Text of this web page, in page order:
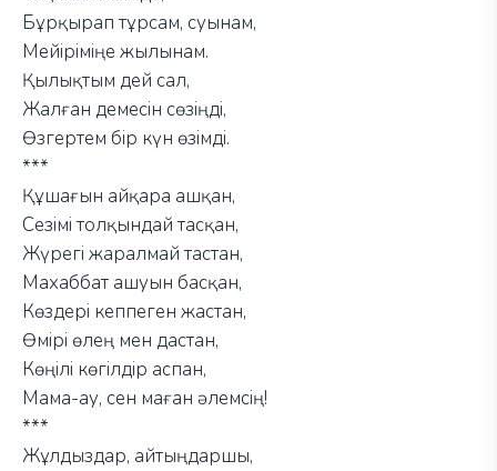
Бұрқырап тұрсам, суынам,
Мейіріміңе жылынам.
Қылықтым дей сал,
Жалған демесін сөзіңді,
Өзгертем бір күн өзімді.
***
Құшағын айқара ашқан,
Сезімі толқындай тасқан,
Жүрегі жаралмай тастан,
Махаббат ашуын басқан,
Көздері кеппеген жастан,
Өмірі өлең мен дастан,
Көңілі көгілдір аспан,
Мама-ау, сен маған әлемсің!
***
Жұлдыздар, айтыңдаршы,